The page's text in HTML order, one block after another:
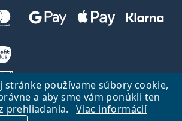
stránke používame súbory cookie,
a aby sme vám ponúkli ten
prehliadania.
Viac informácií